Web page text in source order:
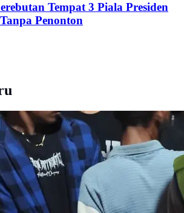
Tempat 3 Piala Presiden
Penonton